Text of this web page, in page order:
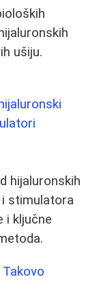
ušiju.
hijaluronskih
stimulatora
i ključne